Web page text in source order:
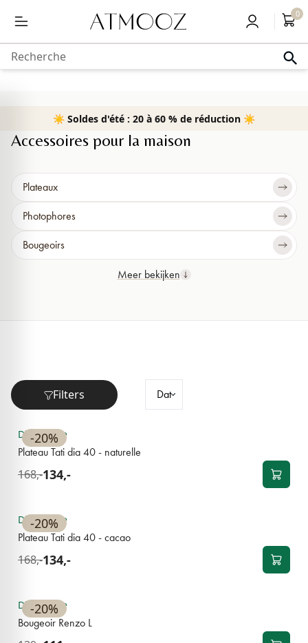
Livraison gratuite à partir de 50,- 0
Recherche
☀️ Soldes d'été : 20 à 60 % de réduction ☀️
Décoration › Accessoires
Accessoires pour la maison
Plateaux
Photophores
Bougeoirs
Meer bekijken
Filters
NOUVEAU
-20%
Disponible
Plateau Tati dia 40 - naturelle
168,-134,-
-20%
Disponible
Plateau Tati dia 40 - cacao
168,-134,-
-20%
Disponible
Bougeoir Renzo L